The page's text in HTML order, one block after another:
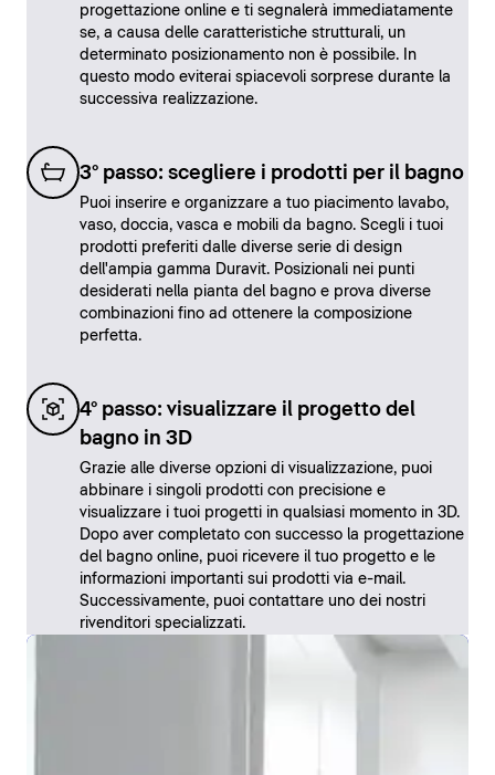
progettazione online e ti segnalerà immediatamente
se, a causa delle caratteristiche strutturali, un
determinato posizionamento non è possibile. In
questo modo eviterai spiacevoli sorprese durante la
successiva realizzazione.
3° passo: scegliere i prodotti per il bagno
Puoi inserire e organizzare a tuo piacimento lavabo,
vaso, doccia, vasca e mobili da bagno. Scegli i tuoi
prodotti preferiti dalle diverse serie di design
dell'ampia gamma Duravit. Posizionali nei punti
desiderati nella pianta del bagno e prova diverse
combinazioni fino ad ottenere la composizione
perfetta.
4° passo: visualizzare il progetto del
bagno in 3D
Grazie alle diverse opzioni di visualizzazione, puoi
abbinare i singoli prodotti con precisione e
visualizzare i tuoi progetti in qualsiasi momento in 3D.
Dopo aver completato con successo la progettazione
del bagno online, puoi ricevere il tuo progetto e le
informazioni importanti sui prodotti via e-mail.
Successivamente, puoi contattare uno dei nostri
rivenditori specializzati.